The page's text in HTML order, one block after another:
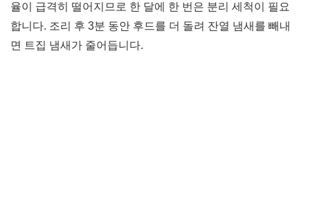
율이 급격히 떨어지므로 한 달에 한 번은 분리 세척이 필요
합니다. 조리 후 3분 동안 후드를 더 돌려 잔열 냄새를 빼내
면 트집 냄새가 줄어듭니다.